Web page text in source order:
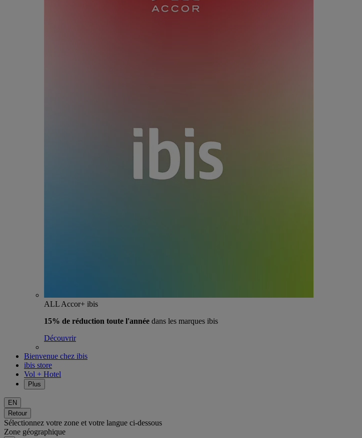
ALL Accor+ ibis
15% de réduction toute l'année dans les marques ibis
Découvrir
Bienvenue chez ibis
ibis store
Vol + Hotel
Plus
EN
Retour
Sélectionnez votre zone et votre langue ci-dessous
Zone géographique